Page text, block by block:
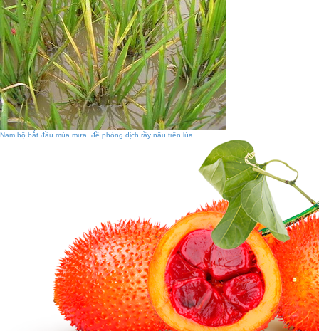
Nam bộ bắt đầu mùa mưa, đề phòng dịch rầy nâu trên lúa